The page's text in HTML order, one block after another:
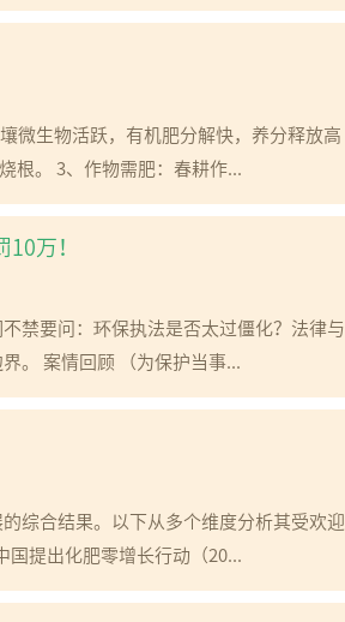
微生物活跃，有机肥分解快，养分释放高
根。 3、作物需肥：春耕作...
万！
禁要问：环保执法是否太过僵化？法律与
。 案情回顾 （为保护当事...
综合结果。以下从多个维度分析其受欢迎
国提出化肥零增长行动（20...